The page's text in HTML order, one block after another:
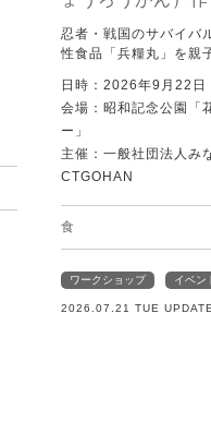
忍者・戦国のサバイバ
性食品「兵糧丸」を親
日時：2026年9月22日
会場：昭和記念公園「
ー」
主催：一般社団法人み
CTGOHAN
食
ワークショップ イベン
2026.07.21 TUE